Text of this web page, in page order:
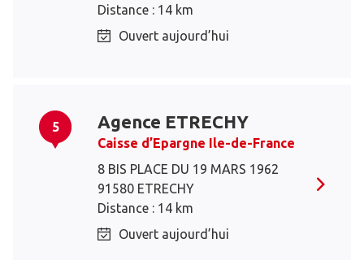
Distance : 14 km
Ouvert aujourd’hui
5 Agence ETRECHY
Caisse d’Epargne Ile-de-France
8 BIS PLACE DU 19 MARS 1962
91580 ETRECHY
Distance : 14 km
Ouvert aujourd’hui